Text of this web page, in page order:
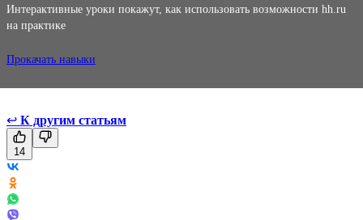
Интерактивные уроки покажут, как использовать возможности hh.ru
на практике
Прокачать навыки
↩ К другим статьям
14